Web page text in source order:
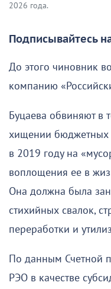
2026 года.
Подписывайтесь
До этого чиновник
компанию
Буцаева обвиняют в
хищении бюджетных
в 2019 году на
воплощения ее в
Она должна была
стихийных свалок,
переработки и
По данным Счетной
РЭО в качестве